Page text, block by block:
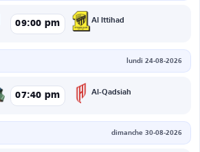
09:00 pm Al Ittihad
lundi 24-08-2026
07:40 pm Al-Qadsiah
dimanche 30-08-2026